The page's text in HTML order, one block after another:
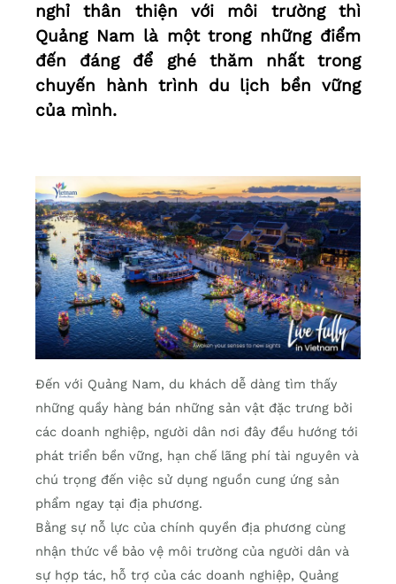
nghỉ thân thiện với môi trường thì
Quảng Nam là một trong những điểm
đến đáng để ghé thăm nhất trong
chuyến hành trình du lịch bền vững
của mình.
Đến với Quảng Nam, du khách dễ dàng tìm thấy
những quầy hàng bán những sản vật đặc trưng bởi
các doanh nghiệp, người dân nơi đây đều hướng tới
phát triển bền vững, hạn chế lãng phí tài nguyên và
chú trọng đến việc sử dụng nguồn cung ứng sản
phẩm ngay tại địa phương.
Bằng sự nỗ lực của chính quyền địa phương cùng
nhận thức về bảo vệ môi trường của người dân và
sự hợp tác, hỗ trợ của các doanh nghiệp, Quảng